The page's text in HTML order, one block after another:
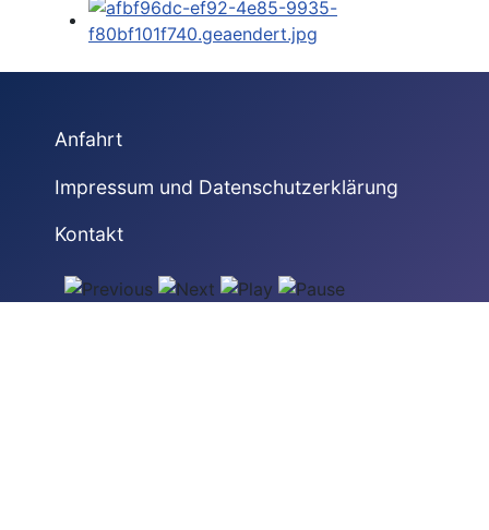
Anfahrt
Impressum und Datenschutzerklärung
Kontakt